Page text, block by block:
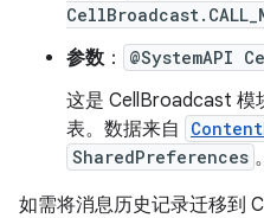
参数 ： @SystemAPI
这是 CellBroadcast 模
表。数据来自
SharedPreferences 。
如需将消息历史记录迁移到